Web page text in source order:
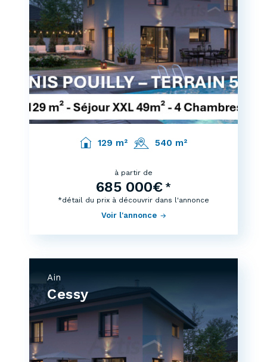
129 m² 540 m²
à partir de
685 000€ *
Voir l'annonce
*détail du prix à découvrir dans l'annonce
Ain
Cessy